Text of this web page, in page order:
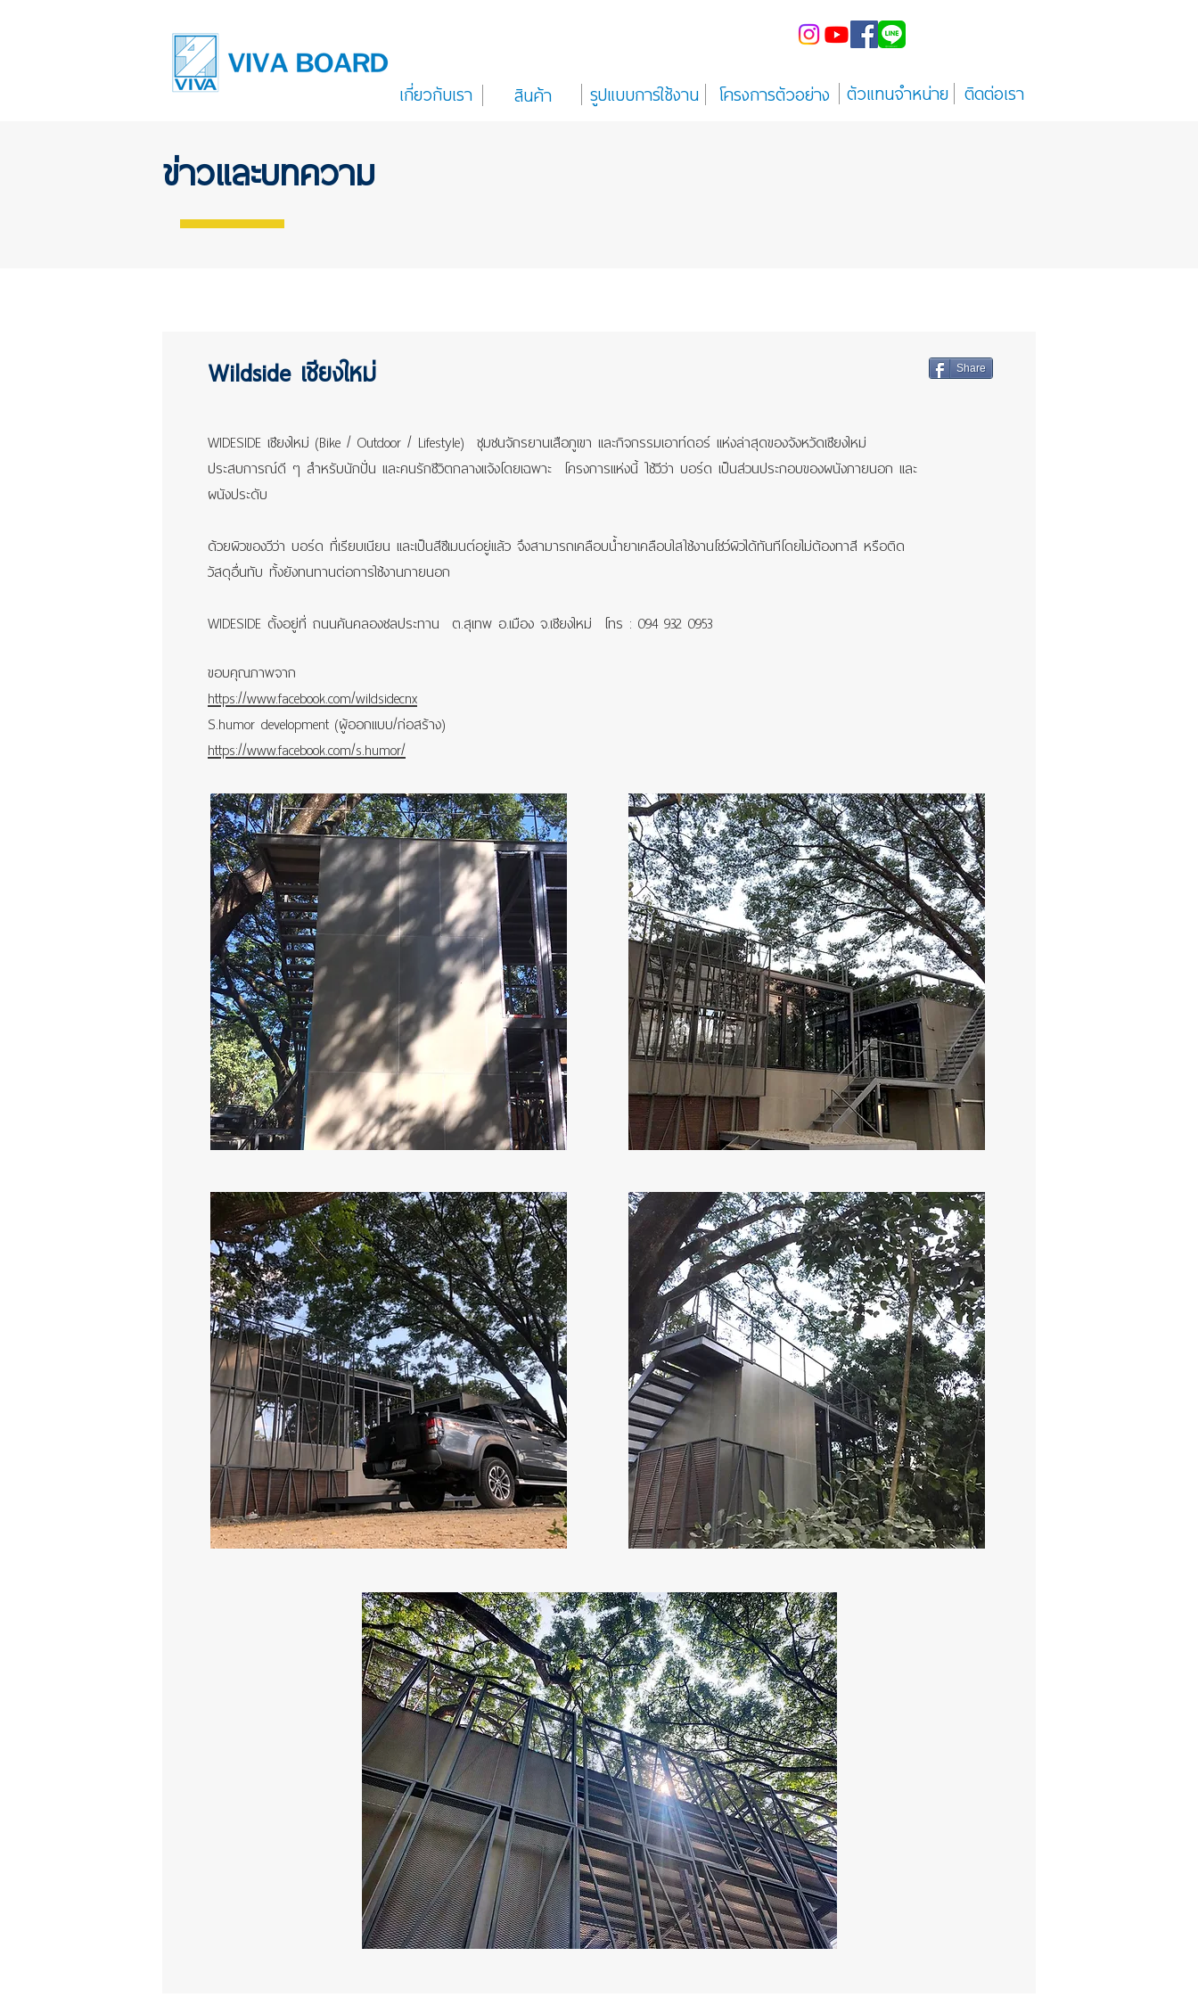
เกี่ยวกับเรา สินค้า รูปแบบการใช้งาน โครงการตัวอย่าง ตัวแทนจำหน่าย ติดต่อเรา
ข่าวและบทความ
Wildside เชียงใหม่
WIDESIDE เชียงใหม่ (Bike / Outdoor / Lifestyle) ชุมชนจักรยานเสือภูเขา และกิจกรรมเอาท์ดอร์ แห่งล่าสุดของจังหวัดเชียงใหม่
ประสบการณ์ดี ๆ สำหรับนักปั่น และคนรักชีวิตกลางแจ้งโดยเฉพาะ โครงการแห่งนี้ ใช้วีว่า บอร์ด เป็นส่วนประกอบของผนังภายนอก และ
ผนังประดับ
ด้วยผิวของวีว่า บอร์ด ที่เรียบเนียน และเป็นสีซีเมนต์อยู่แล้ว จึงสามารถเคลือบน้ำยาเคลือบใสใช้งานโชว์ผิวได้ทันทีโดยไม่ต้องทาสี หรือติด
วัสดุอื่นทับ ทั้งยังทนทานต่อการใช้งานภายนอก
WIDESIDE ตั้งอยู่ที่ ถนนคันคลองชลประทาน ต.สุเทพ อ.เมือง จ.เชียงใหม่ โทร : 094 932 0953
ขอบคุณภาพจาก
https://www.facebook.com/wildsidecnx
S.humor development (ผู้ออกแบบ/ก่อสร้าง)
https://www.facebook.com/s.humor/
Share